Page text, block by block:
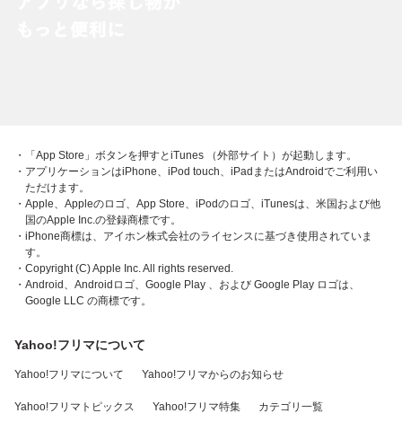
・「App Store」ボタンを押すとiTunes （外部サイト）が起動します。
・アプリケーションはiPhone、iPod touch、iPadまたはAndroidでご利用い
ただけます。
・Apple、Appleのロゴ、App Store、iPodのロゴ、iTunesは、米国および他
国のApple Inc.の登録商標です。
・iPhone商標は、アイホン株式会社のライセンスに基づき使用されていま
す。
・Copyright (C) Apple Inc. All rights reserved.
・Android、Androidロゴ、Google Play 、および Google Play ロゴは、
Google LLC の商標です。
Yahoo!フリマについて
Yahoo!フリマについて Yahoo!フリマからのお知らせ
Yahoo!フリマトピックス Yahoo!フリマ特集 カテゴリ一覧